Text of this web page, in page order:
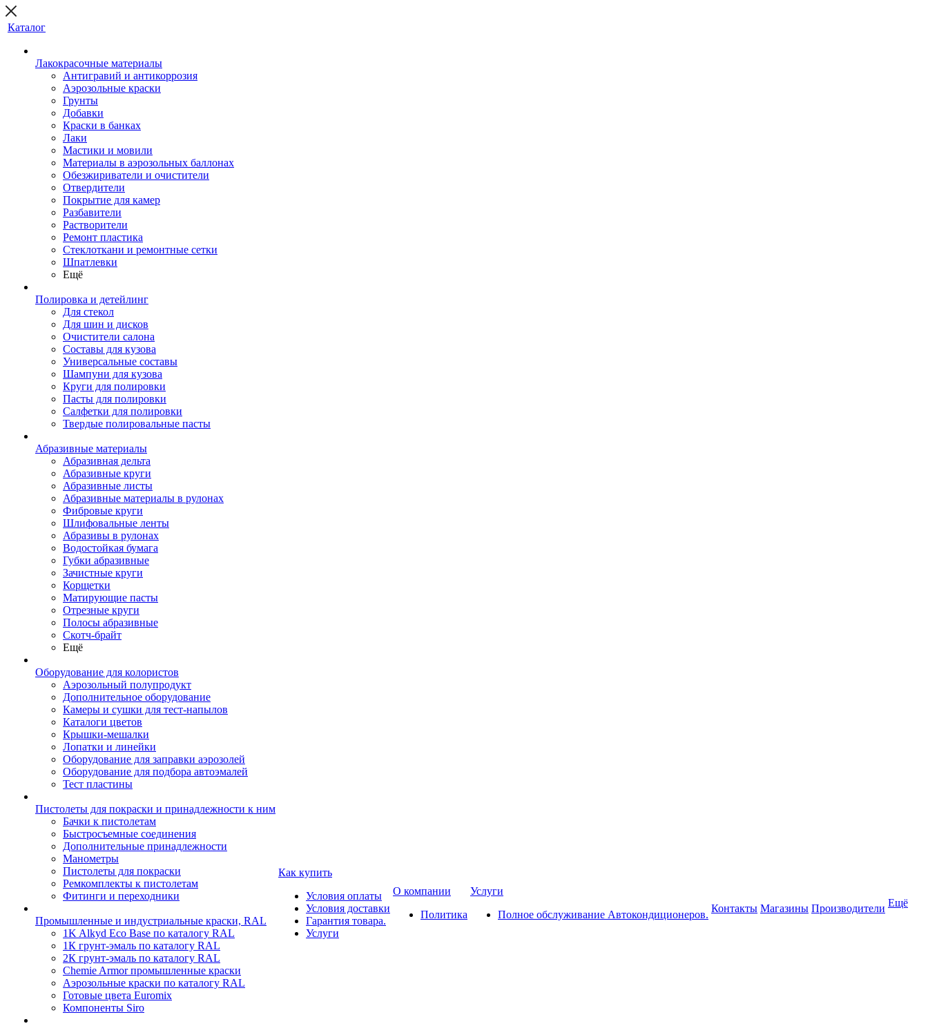
Каталог
Лакокрасочные материалы
Антигравий и антикоррозия
Аэрозольные краски
Грунты
Добавки
Краски в банках
Лаки
Мастики и мовили
Материалы в аэрозольных баллонах
Обезжириватели и очистители
Отвердители
Покрытие для камер
Разбавители
Растворители
Ремонт пластика
Стеклоткани и ремонтные сетки
Шпатлевки
Ещё
Полировка и детейлинг
Для стекол
Для шин и дисков
Очистители салона
Составы для кузова
Универсальные составы
Шампуни для кузова
Круги для полировки
Пасты для полировки
Салфетки для полировки
Твердые полировальные пасты
Абразивные материалы
Абразивная дельта
Абразивные круги
Абразивные листы
Абразивные материалы в рулонах
Фибровые круги
Шлифовальные ленты
Абразивы в рулонах
Водостойкая бумага
Губки абразивные
Зачистные круги
Корщетки
Матирующие пасты
Отрезные круги
Полосы абразивные
Скотч-брайт
Ещё
Оборудование для колористов
Аэрозольный полупродукт
Дополнительное оборудование
Камеры и сушки для тест-напылов
Каталоги цветов
Крышки-мешалки
Лопатки и линейки
Оборудование для заправки аэрозолей
Оборудование для подбора автоэмалей
Тест пластины
Пистолеты для покраски и принадлежности к ним
Бачки к пистолетам
Быстросъемные соединения
Дополнительные принадлежности
Манометры
Пистолеты для покраски
Ремкомплекты к пистолетам
Фитинги и переходники
Промышленные и индустриальные краски, RAL
1K Alkyd Eco Base по каталогу RAL
1К грунт-эмаль по каталогу RAL
2К грунт-эмаль по каталогу RAL
Chemie Armor промышленные краски
Аэрозольные краски по каталогу RAL
Готовые цвета Euromix
Компоненты Siro
Как купить
Условия оплаты
Условия доставки
Гарантия товара.
Услуги
О компании
Политика
Услуги
Полное обслуживание Автокондиционеров.
Контакты Магазины Производители Ещё